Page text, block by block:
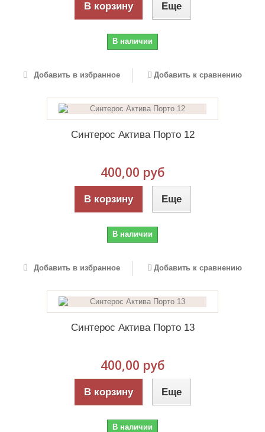
В корзину Еще
В наличии
Добавить в избранное Добавить к сравнению
Синтерос Актива Порто 12
400,00 руб
В корзину Еще
В наличии
Добавить в избранное Добавить к сравнению
Синтерос Актива Порто 13
400,00 руб
В корзину Еще
В наличии